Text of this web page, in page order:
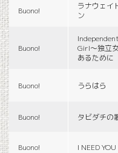
Buono!
ラナウェイ
ン
Buono!
Girl〜独立
あるために
Buono! うらはら
Buono! タビダチの
Buono! I NEED YOU